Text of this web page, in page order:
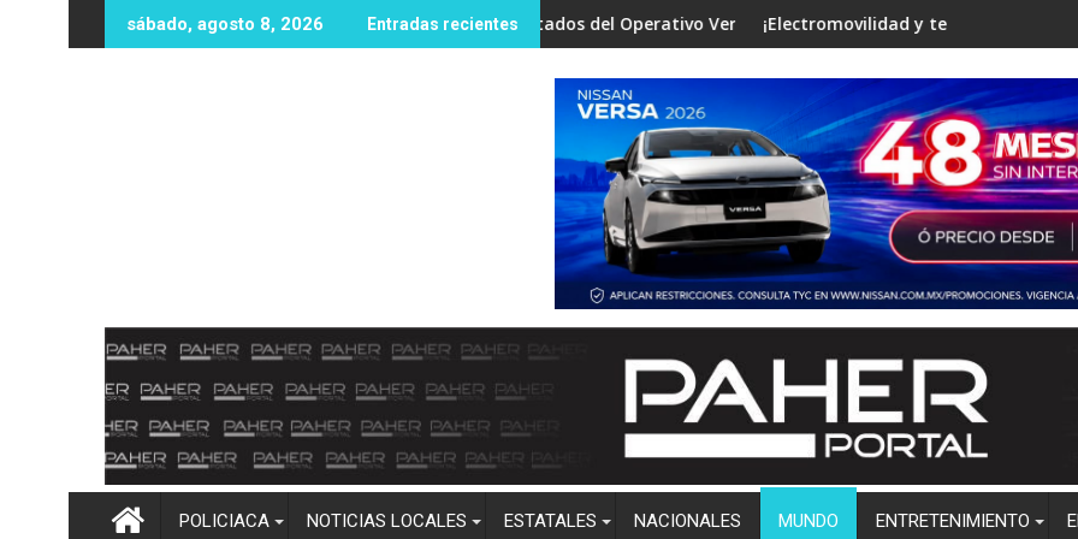
al
sábado, agosto 8, 2026 Entradas recientes
sin vida en zona rural de Mocorito; autoridades realizan las investigaciones
Destacan buenos resultados del Operativo Verano Seguro en mesa de Construcción de Paz,
¡Electromovilidad y tecnología de punta! Vincula la
POLICIACA NOTICIAS LOCALES ESTATALES NACIONALES MUNDO ENTRETENIMIENTO